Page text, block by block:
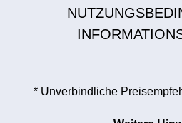
* Unverbindliche